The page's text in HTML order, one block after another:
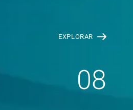
EXPLORAR
08